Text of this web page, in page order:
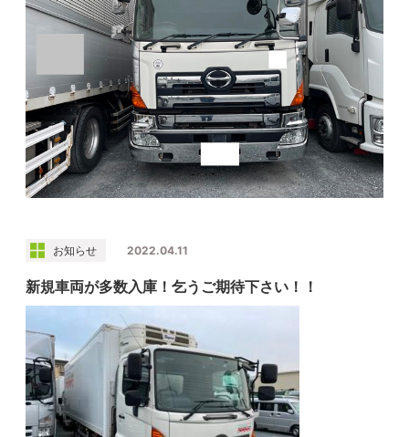
お知らせ 2022.04.11
新規車両が多数入庫！乞うご期待下さい！！